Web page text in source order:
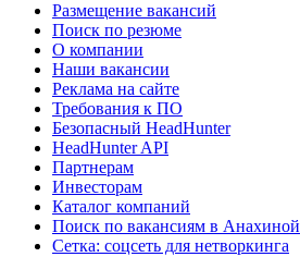
Размещение вакансий
Поиск по резюме
О компании
Наши вакансии
Реклама на сайте
Требования к ПО
Безопасный HeadHunter
HeadHunter API
Партнерам
Инвесторам
Каталог компаний
Поиск по вакансиям в Анахиной
Сетка: соцсеть для нетворкинга